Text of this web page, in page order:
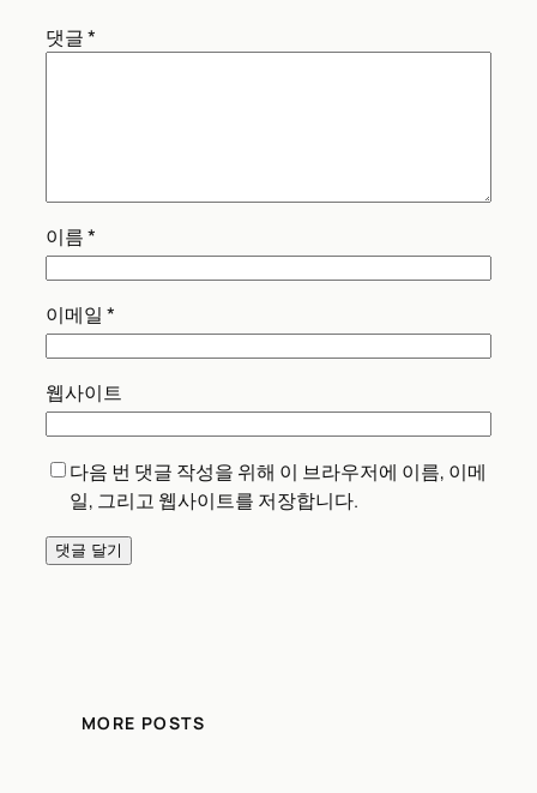
댓글*
이름*
이메일 *
웹사이트
다음 번 댓글 작성을 위해 이 브라우저에 이름, 이메
일, 그리고 웹사이트를 저장합니다.
MORE POSTS